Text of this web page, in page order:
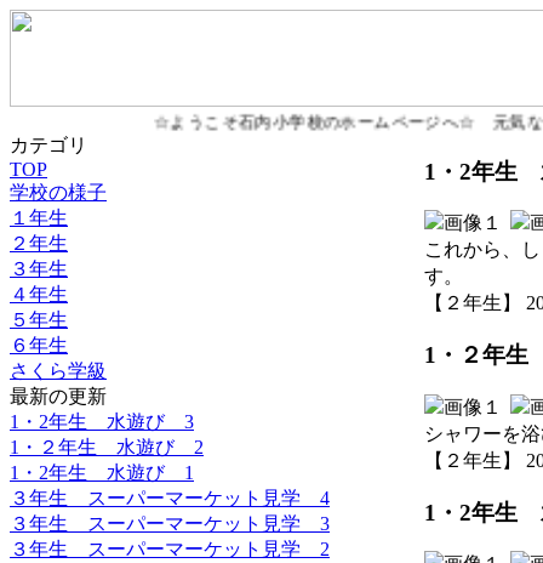
☆ようこそ石内小学校のホームページへ☆ 元気な
カテゴリ
TOP
学校の様子
１年生
２年生
３年生
４年生
５年生
６年生
さくら学級
最新の更新
1・2年生 水遊び 3
1・２年生 水遊び 2
1・2年生 水遊び 1
３年生 スーパーマーケット見学 4
３年生 スーパーマーケット見学 3
３年生 スーパーマーケット見学 2
1・2年生
これから、
す。
【２年生】
1・２年
シャワーを
【２年生】
1・2年生